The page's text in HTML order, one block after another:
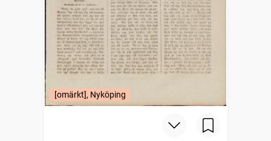
[omärkt], Nyköping